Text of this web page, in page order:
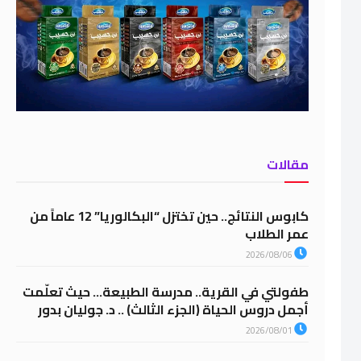
مقالات
كابوس النتائج.. حين تختزل “البكالوريا” 12 عاماً من
عمر الطلاب
2026/08/06
طفولتي في القرية.. مدرسة الطبيعة… حيث تعلّمت
أجمل دروس الحياة (الجزء الثالث) .. د. جوليان بدور
2026/08/01